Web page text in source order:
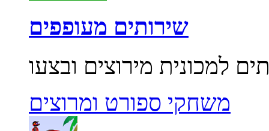
שירותים מעופפים
משחקי ספורט ומרוצים